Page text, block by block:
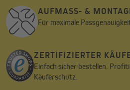
AUFMASS- &
Für maximale
ZERTIFIZIERTER
Einfach sicher bestellen.
Käuferschutz.